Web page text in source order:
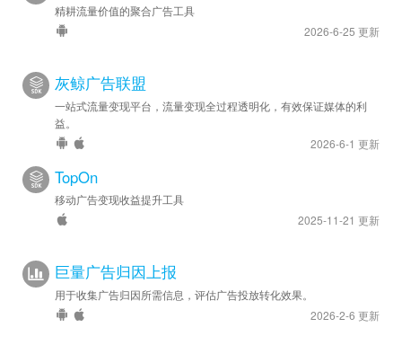
精耕流量价值的聚合广告工具
2026-6-25 更新
灰鲸广告联盟
一站式流量变现平台，流量变现全过程透明化，有效保证媒体的利
益。
2026-6-1 更新
TopOn
移动广告变现收益提升工具
2025-11-21 更新
巨量广告归因上报
用于收集广告归因所需信息，评估广告投放转化效果。
2026-2-6 更新